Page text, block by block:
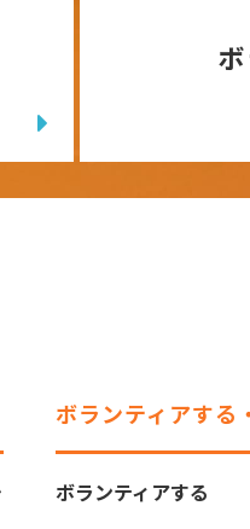
ボランティアする
ボランティアする